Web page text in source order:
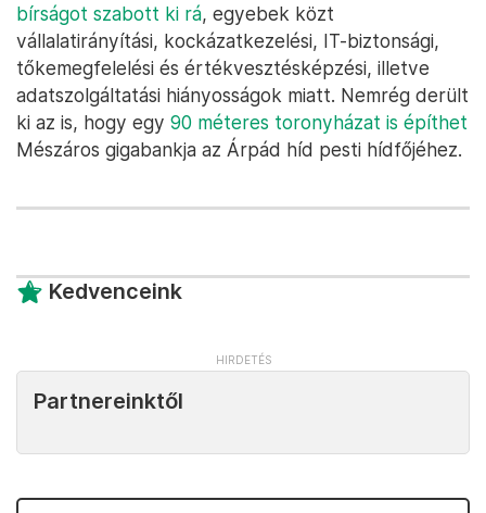
bírságot szabott ki rá, egyebek közt
vállalatirányítási, kockázatkezelési, IT-biztonsági,
tőkemegfelelési és értékvesztésképzési, illetve
adatszolgáltatási hiányosságok miatt. Nemrég derült
ki az is, hogy egy 90 méteres toronyházat is építhet
Mészáros gigabankja az Árpád híd pesti hídfőjéhez.
Kedvenceink
Partnereinktől